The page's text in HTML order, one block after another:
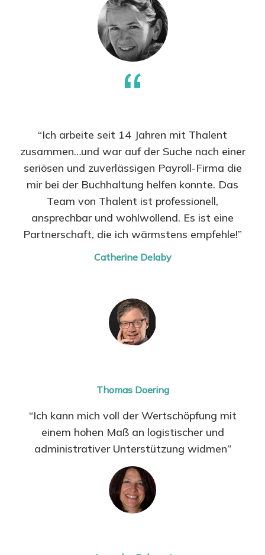
“Ich arbeite seit 14 Jahren mit Thalent
zusammen…und war auf der Suche nach einer
seriösen und zuverlässigen Payroll-Firma die
mir bei der Buchhaltung helfen konnte. Das
Team von Thalent ist professionell,
ansprechbar und wohlwollend. Es ist eine
Partnerschaft, die ich wärmstens empfehle!”
Catherine Delaby
Thomas Doering
“Ich kann mich voll der Wertschöpfung mit
einem hohen Maß an logistischer und
administrativer Unterstützung widmen”